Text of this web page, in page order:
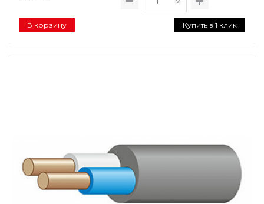
В корзину Купить в 1 клик